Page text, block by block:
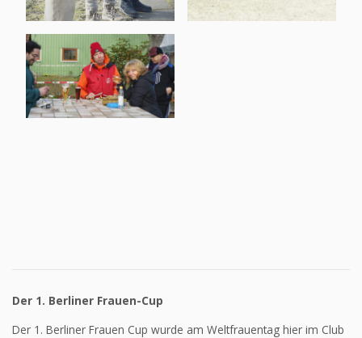
Der 1. Berliner Frauen-Cup
Der 1. Berliner Frauen Cup wurde am Weltfrauentag hier im Club